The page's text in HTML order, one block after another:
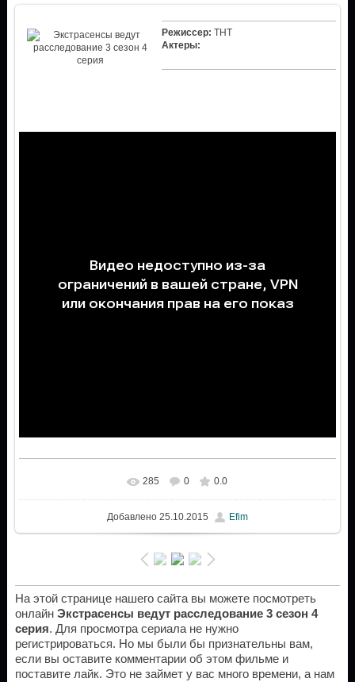
Режиссер: ТНТ
Актеры:
285 0 0.0
Добавлено25.10.2015 Efim
На этой странице нашего сайта вы можете посмотреть
онлайн Экстрасенсы ведут расследование 3 сезон 4
серия. Для просмотра сериала не нужно
регистрироваться. Но мы были бы признательны вам,
если вы оставите комментарии об этом фильме и
поставите лайк. Это не займет у вас много времени, а нам